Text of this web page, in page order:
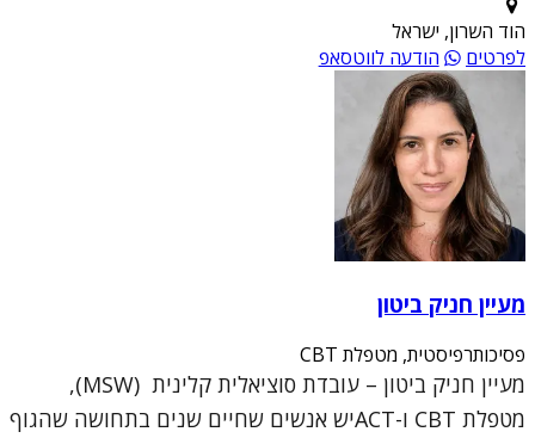
הוד השרון, ישראל
לפרטים
הודעה לווטסאפ
מעיין חניק ביטון
פסיכותרפיסטית, מטפלת CBT
מעיין חניק ביטון – עובדת סוציאלית קלינית (MSW),
מטפלת CBT ו-ACTיש אנשים שחיים שנים בתחושה שהגוף